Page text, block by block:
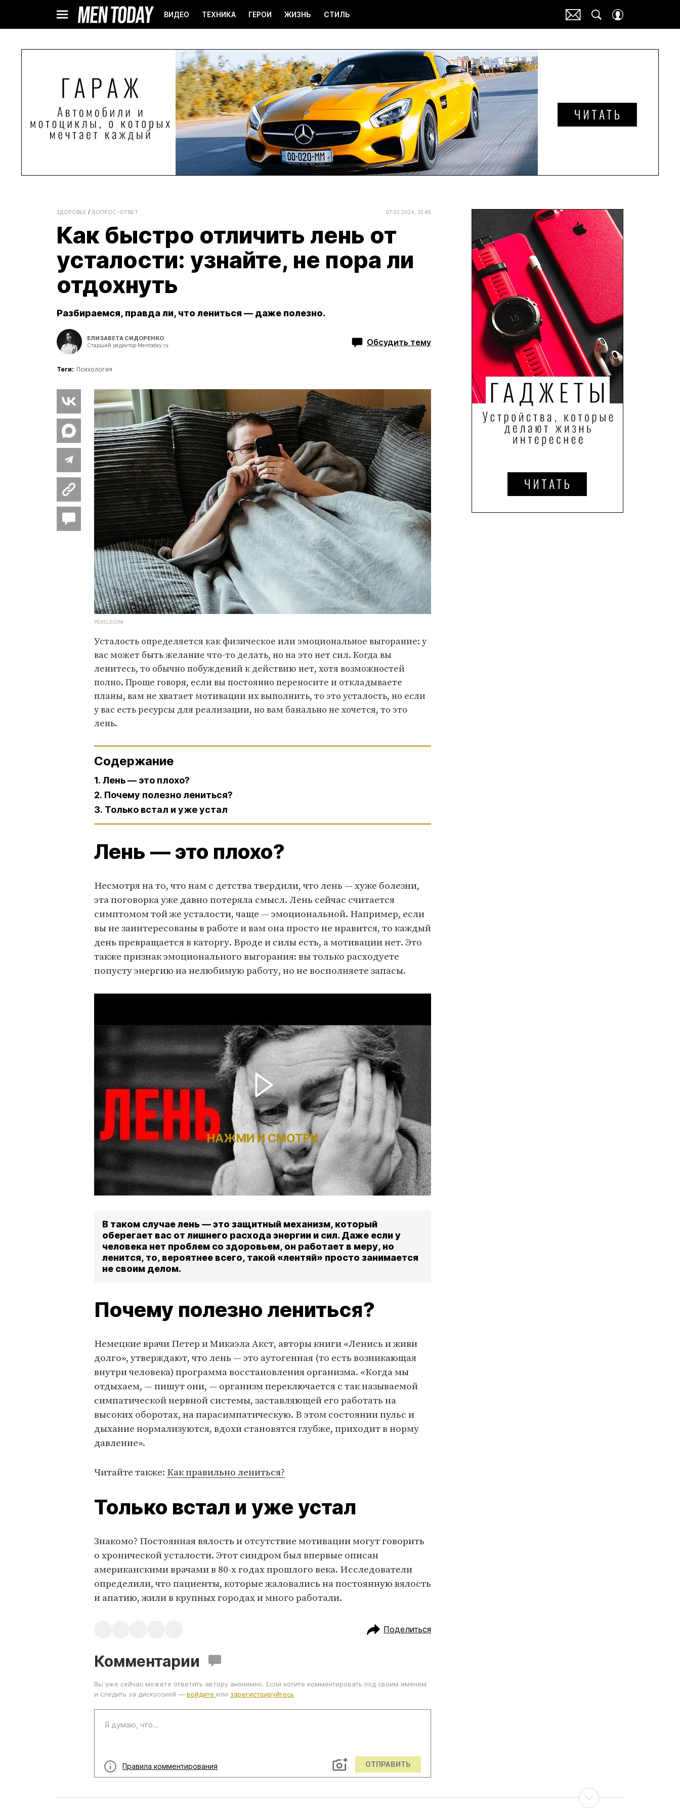
ВИДЕО ТЕХНИКА ГЕРОИ ЖИЗНЬ СТИЛЬ
ЗДОРОВЬЕ ВОПРОС-ОТВЕТ 07.02.2024, 13:45
Как быстро отличить лень от
усталости: узнайте, не пора ли
отдохнуть
Разбираемся, правда ли, что лениться — даже полезно.
ЕЛИЗАВЕТА СИДОРЕНКО
Старший редактор Mentoday.ru Обсудить тему
Теги: Психология
PEXELS.COM
Усталость определяется как физическое или эмоциональное выгорание: у
вас может быть желание что-то делать, но на это нет сил. Когда вы
ленитесь, то обычно побуждений к действию нет, хотя возможностей
полно. Проще говоря, если вы постоянно переносите и откладываете
планы, вам не хватает мотивации их выполнить, то это усталость, но если
у вас есть ресурсы для реализации, но вам банально не хочется, то это
лень.
Содержание
1. Лень — это плохо?
2. Почему полезно лениться?
3. Только встал и уже устал
Лень — это плохо?
Несмотря на то, что нам с детства твердили, что лень — хуже болезни,
эта поговорка уже давно потеряла смысл. Лень сейчас считается
симптомом той же усталости, чаще — эмоциональной. Например, если
вы не заинтересованы в работе и вам она просто не нравится, то каждый
день превращается в каторгу. Вроде и силы есть, а мотивации нет. Это
также признак эмоционального выгорания: вы только расходуете
попусту энергию на нелюбимую работу, но не восполняете запасы.
НАЖМИ И СМОТРИ
В таком случае лень — это защитный механизм, который
оберегает вас от лишнего расхода энергии и сил. Даже если у
человека нет проблем со здоровьем, он работает в меру, но
ленится, то, вероятнее всего, такой «лентяй» просто занимается
не своим делом.
Почему полезно лениться?
Немецкие врачи Петер и Микаэла Акст, авторы книги «Ленись и живи
долго», утверждают, что лень — это аутогенная (то есть возникающая
внутри человека) программа восстановления организма. «Когда мы
отдыхаем, — пишут они, — организм переключается с так называемой
симпатической нервной системы, заставляющей его работать на
высоких оборотах, на парасимпатическую. В этом состоянии пульс и
дыхание нормализуются, вдохи становятся глубже, приходит в норму
давление».
Читайте также: Как правильно лениться?
Только встал и уже устал
Знакомо? Постоянная вялость и отсутствие мотивации могут говорить
о хронической усталости. Этот синдром был впервые описан
американскими врачами в 80-х годах прошлого века. Исследователи
определили, что пациенты, которые жаловались на постоянную вялость
и апатию, жили в крупных городах и много работали.
Поделиться
Комментарии
Вы уже сейчас можете ответить автору анонимно. Если хотите комментировать под своим именем
и следить за дискуссией — войдите или зарегистрируйтесь
Правила комментирования ОТПРАВИТЬ